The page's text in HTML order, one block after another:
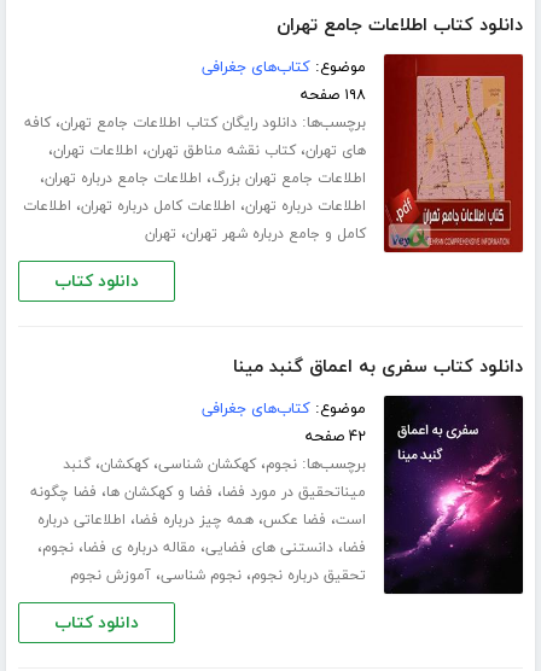
دانلود کتاب اطلاعات جامع تهران
موضوع:کتاب‌های جغرافی
۱۹۸ صفحه
برچسب‌ها:دانلود رایگان کتاب اطلاعات جامع تهران،کافه
های تهران،کتاب نقشه مناطق تهران، اطلاعات تهران،
اطلاعات جامع تهران بزرگ، اطلاعات جامع درباره تهران،
اطلاعات درباره تهران، اطلاعات کامل درباره تهران، اطلاعات
کامل و جامع درباره شهر تهران، تهران
دانلود کتاب
دانلود کتاب سفری به اعماق گنبد مینا
موضوع:کتاب‌های جغرافی
۴۲ صفحه
برچسب‌ها:نجوم،کهکشان شناسی،کهکشان،گنبد
میناتحقیق در مورد فضا، فضا و کهکشان ها، فضا چگونه
است، فضا عکس،همه چیز درباره فضا، اطلاعاتی درباره
فضا،دانستنی های فضایی، مقاله درباره ی فضا،نجوم،
تحقیق درباره نجوم،نجوم شناسی،آموزش نجوم
دانلود کتاب